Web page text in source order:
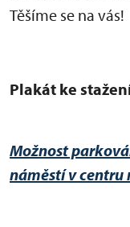
Těšíme se na vás!
Plakát ke
Možnost
náměstí v centru